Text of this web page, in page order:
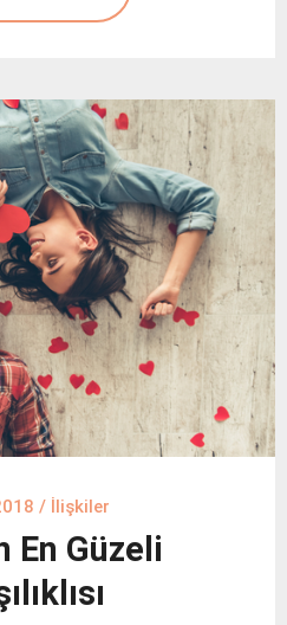
/ İlişkiler
En Güzeli